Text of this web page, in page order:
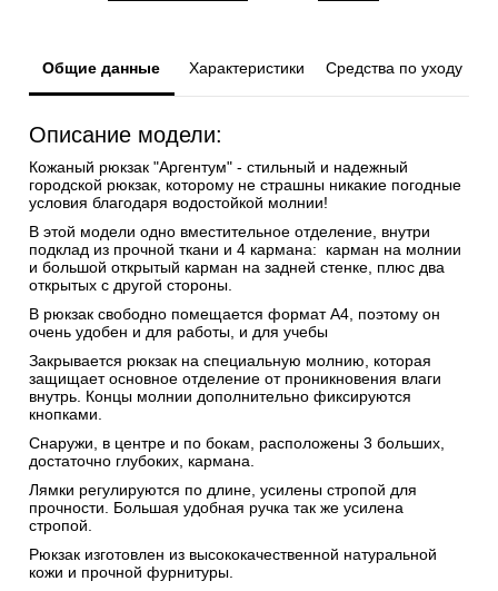
Общие данные Характеристики Средства по уходу
Описание модели:
Кожаный рюкзак "Аргентум" - стильный и надежный
городской рюкзак, которому не страшны никакие погодные
условия благодаря водостойкой молнии!
В этой модели одно вместительное отделение, внутри
подклад из прочной ткани и 4 кармана: карман на молнии
и большой открытый карман на задней стенке, плюс два
открытых с другой стороны.
В рюкзак свободно помещается формат А4, поэтому он
очень удобен и для работы, и для учебы
Закрывается рюкзак на специальную молнию, которая
защищает основное отделение от проникновения влаги
внутрь. Концы молнии дополнительно фиксируются
кнопками.
Снаружи, в центре и по бокам, расположены 3 больших,
достаточно глубоких, кармана.
Лямки регулируются по длине, усилены стропой для
прочности. Большая удобная ручка так же усилена
стропой.
Рюкзак изготовлен из высококачественной натуральной
кожи и прочной фурнитуры.